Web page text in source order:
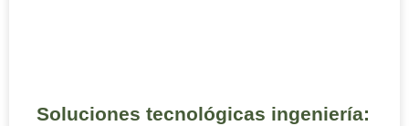
Soluciones tecnológicas ingeniería: